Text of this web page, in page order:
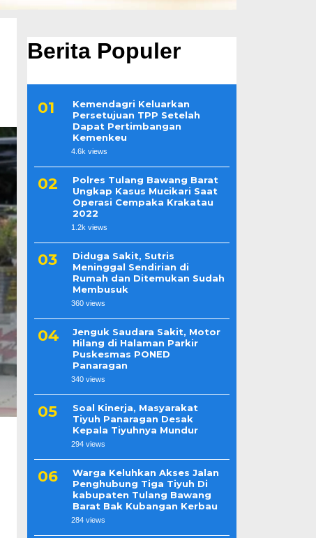
Berita Populer
Kemendagri Keluarkan
Persetujuan TPP Setelah
Dapat Pertimbangan
Kemenkeu
4.6k views
Polres Tulang Bawang Barat
Ungkap Kasus Mucikari Saat
Operasi Cempaka Krakatau
2022
1.2k views
Diduga Sakit, Sutris
Meninggal Sendirian di
Rumah dan Ditemukan Sudah
Membusuk
360 views
Jenguk Saudara Sakit, Motor
Hilang di Halaman Parkir
Puskesmas PONED
Panaragan
340 views
Soal Kinerja, Masyarakat
Tiyuh Panaragan Desak
Kepala Tiyuhnya Mundur
294 views
Warga Keluhkan Akses Jalan
Penghubung Tiga Tiyuh Di
kabupaten Tulang Bawang
Barat Bak Kubangan Kerbau
284 views